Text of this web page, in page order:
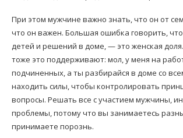
При этом мужчине важно знать, что он от
что он важен. Большая ошибка говорить, что
детей и решений в доме, — это женская
тоже это поддерживают: мол, у меня на
подчиненных, а ты разбирайся в доме со
находить силы, чтобы контролировать
вопросы. Решать все с участием мужчины,
проблемы, потому что вы занимаетесь
принимаете порознь.